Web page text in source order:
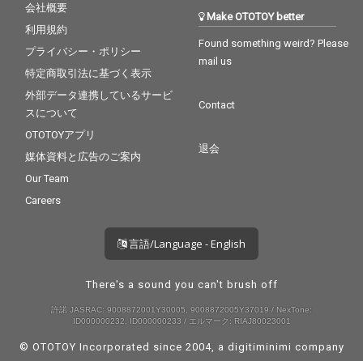
会社概要
利用規約
プライバシー・ポリシー
特定商取引法に基づく表示
外部データ連携しているサービ
スについて
OTOTOYアプリ
媒体資料と広告のご案内
Our Team
Careers
Make OTOTOY better
Found something weird? Please
mail us
Contact
退会
言語/Language - English
There's a sound you can't brush off
許諾 JASRAC: 9008872001Y30005, 9008872005Y37019 / NexTone:
ID000000232, ID000000233 / エルマーク: RIAJ80023001
© OTOTOY Incorporated since 2004, a digitiminimi company